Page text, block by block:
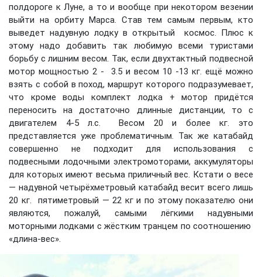
полдороге к Луне, а то и вообще при некотором везении
выйти на орбиту Марса. Став тем самым первым, кто
выведет надувную лодку в открытый космос. Плюс к
этому надо добавить так любимую всеми туристами
борьбу с лишним весом. Так, если двухтактный подвесной
мотор мощностью 2 - 3.5 и весом 10 -13 кг. ещё можно
взять с собой в поход, маршрут которого подразумевает,
что кроме воды комплект лодка + мотор придётся
переносить на достаточно длинные дистанции, то с
двигателем 4-5 л.с. Весом 20 и более кг. это
представляется уже проблематичным. Так же катабайд
совершенно не подходит для использования с
подвесными лодочными электромоторами, аккумуляторы
для которых имеют весьма приличный вес. Кстати о весе
— надувной четырёхметровый катабайд весит всего лишь
20 кг. пятиметровый — 22 кг и по этому показателю они
являются, пожалуй, самыми лёгкими надувными
моторными лодками с жёстким транцем по соотношению
«длина-вес».